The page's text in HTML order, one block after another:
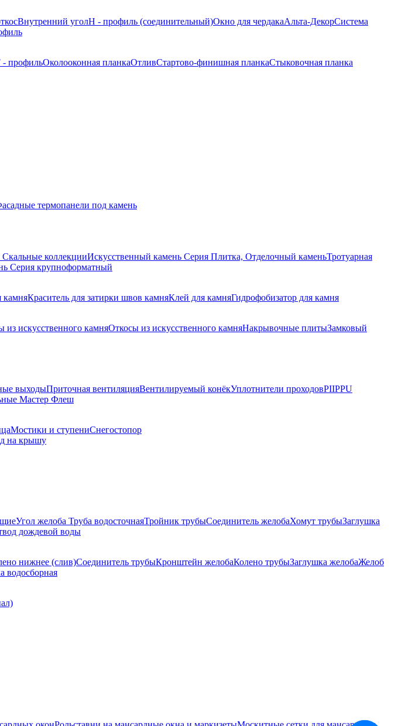
Внутренний уголH - профиль (соединительный)Окно для чердакаАльта-ДекорСистема
- профильОколооконная планкаОтливСтартово-финишная планкаСтыковочная планка
термопанели под камень
коллекцииИскусственный камень Серия Плитка, Отделочный каменьТротуарная
Серия крупноформатный
камняКраситель для затирки швов камняКлей для камняГидрофобизатор для камня
искусственного камняОткосы из искусственного камняНакрывочные плитыЗамковый
выходыПриточная вентиляцияВентилируемый конёкУплотнители проходовPIIPPU
Мастер Флеш
Мостики и ступениСнегостопор
на крышу
Угол желоба Труба водосточнаяТройник трубыСоединитель желобаХомут трубыЗаглушка
дождевой воды
нижнее (слив)Соединитель трубыКронштейн желобаКолено трубыЗаглушка желобаЖелоб
водосборная